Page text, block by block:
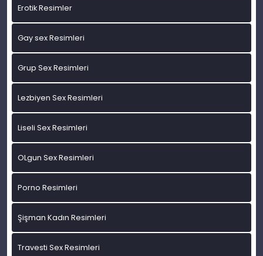
Erotik Resimler
Gay sex Resimleri
Grup Sex Resimleri
Lezbiyen Sex Resimleri
Liseli Sex Resimleri
OLgun Sex Resimleri
Porno Resimleri
Şişman Kadın Resimleri
Travesti Sex Resimleri